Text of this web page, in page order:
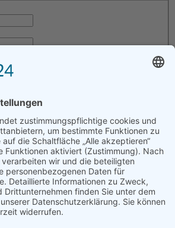
Angaben aus dem Kontaktformular zur
erhoben und verarbeitet werden. Die
Bearbeitung gelöscht. Sie können
für die Zukunft per E-Mail anDiese E-
geschützt! Zur Anzeige muss
sein.widerrufen. Detaillierte Informationen
finden Sie in unserer